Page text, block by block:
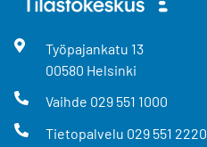
Työpajankatu 13
00580 Helsinki
Vaihde 029 551 1000
Tietopalvelu 029 551 2220